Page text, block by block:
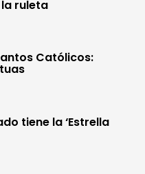
ruleta
Católicos:
tiene la ‘Estrella